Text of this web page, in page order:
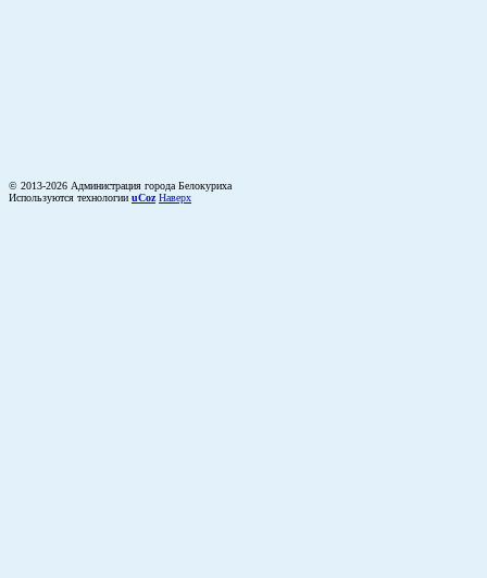
© 2013-2026 Администрация города Белокуриха
Используются технологии uCoz Наверх